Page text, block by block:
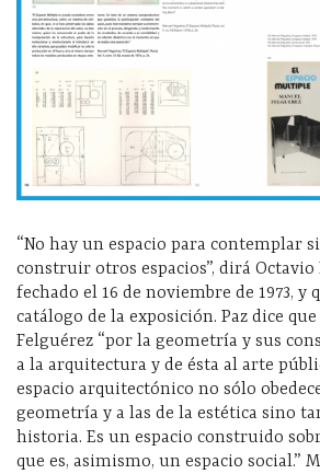
“No hay un espacio para contemplar
construir otros espacios”, dirá Octavio
fechado el 16 de noviembre de 1973, y
catálogo de la exposición. Paz dice
Felguérez “por la geometría y sus
a la arquitectura y de ésta al arte
espacio arquitectónico no sólo
geometría y a las de la estética sino
historia. Es un espacio construido
que es, asimismo, un espacio social.”